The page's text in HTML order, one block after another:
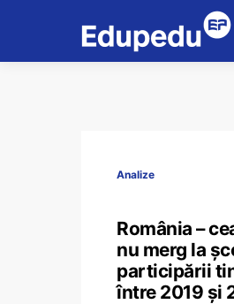
Analize
România –
nu merg la
participării
între 2019 și